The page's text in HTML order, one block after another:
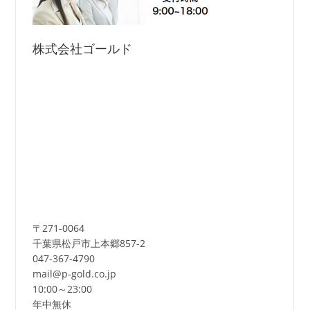
株式会社ゴールド
〒271-0064
千葉県松戸市上本郷857-2
047-367-4790
mail@p-gold.co.jp
10:00～23:00
年中無休